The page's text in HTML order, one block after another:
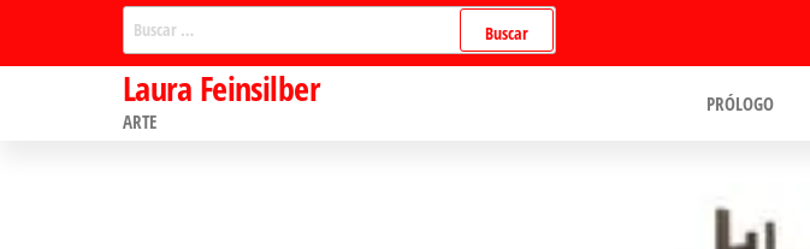
Laura Feinsilber
ARTE
PRÓLOGO